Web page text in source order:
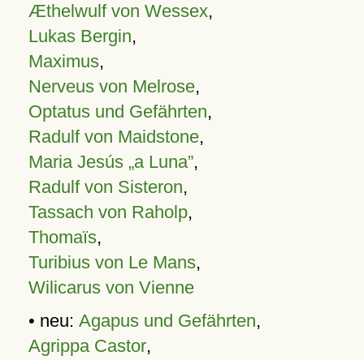
Æthelwulf von Wessex,
Lukas Bergin,
Maximus,
Nerveus von Melrose,
Optatus und Gefährten,
Radulf von Maidstone,
Maria Jesús „a Luna”,
Radulf von Sisteron,
Tassach von Raholp,
Thomaïs,
Turibius von Le Mans,
Wilicarus von Vienne
• neu: Agapus und Gefährten,
Agrippa Castor,